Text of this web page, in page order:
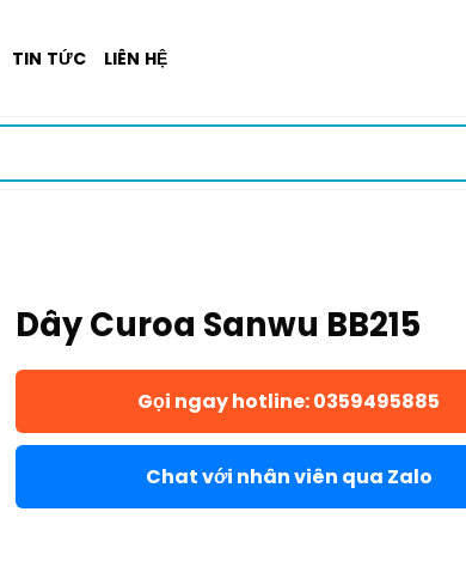
TIN TỨC LIÊN HỆ
Dây Curoa Sanwu BB215
Gọi ngay hotline: 0359495885
Chat với nhân viên qua Zalo